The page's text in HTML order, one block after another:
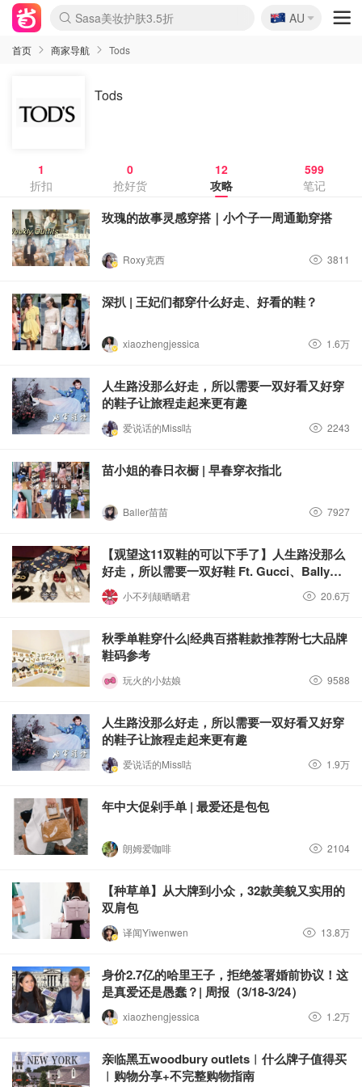
lululemon折扣上新
Sasa美妆护肤3.5折
SSENSE年中2.5折
FreshBeauty好价汇总
Cettire降价+叠9折
WWS Coles超市实拍
viagogo二手票捡漏
Myer超级周末
The Outnet奢牌1折起
David Jones 3折起
Flannels大牌1折
Perfumes Club护肤1折
AMIRO面罩$251
Amazon折扣汇总
eToro入金$200送$50
Amazon数码好物
ICONIC本周7.5折
ThedoubleF高奢地板价
Moose Knuckles 6折
丝芙兰5折起
EUFY摄像头$98
Selenichast首饰2折
Trip机票酒店促销
YSL送5件彩妆礼
Amazon家居好物
Amazon美妆护肤
雅漾大喷$8
过敏原检测盒$33
伊索独家赠50ml沐浴露
科颜氏高保湿面霜$29
SEALIFE海洋馆门票6折
丝塔芙大白罐$16
订阅Newsletter送香薰
Cult Beauty 6.8折
Harrods圣诞日历$525
LN-CC奢牌私促3折
d'Alba空姐喷雾$16
EVE LOM套装£56
Bernardelli独家4折
Adore Beauty 6折起
CT圣诞日历
Mytheresa奢品2.7折
Luxury Escapes 9折
Currentbody美容仪$881
MOON Garden Live
Roborock扫地机$649
Tingo Life水杯$24
Valentino官网5折
CR洗护套装$23
修丽可4件套$159
Myer彩妆2件7折
GANNI官网4.5折
Stylevana韩妆4折
Tessabit高奢8.5折
OGX洗发水$11
Amazon阿德莱德次日达
卡诗8.5折+赠礼
Philips Hue灯具8折
🇦🇺
AU
首页 商家导航 Tods
Tods
1
折扣
0
抢好货
12
攻略
599
笔记
玫瑰的故事灵感穿搭｜小个子一周通勤穿搭
Roxy克西 3811
深扒 | 王妃们都穿什么好走、好看的鞋？
xiaozhengjessica 1.6万
人生路没那么好走，所以需要一双好看又好穿
的鞋子让旅程走起来更有趣
爱说话的Miss咕 2243
苗小姐的春日衣橱 | 早春穿衣指北
Baller苗苗 7927
【观望这11双鞋的可以下手了】人生路没那么
好走，所以需要一双好鞋 Ft. Gucci、Bally、
Roger Vivier...
小不列颠晒晒君 20.6万
秋季单鞋穿什么|经典百搭鞋款推荐附七大品牌
鞋码参考
玩火的小姑娘 9588
人生路没那么好走，所以需要一双好看又好穿
的鞋子让旅程走起来更有趣
爱说话的Miss咕 1.9万
年中大促剁手单 | 最爱还是包包
朗姆爱咖啡 2104
【种草单】从大牌到小众，32款美貌又实用的
双肩包
译闻Yiwenwen 13.8万
身价2.7亿的哈里王子，拒绝签署婚前协议！这
是真爱还是愚蠢？| 周报（3/18-3/24）
xiaozhengjessica 1.2万
亲临黑五woodbury outlets︱什么牌子值得买
︱购物分享+不完整购物指南